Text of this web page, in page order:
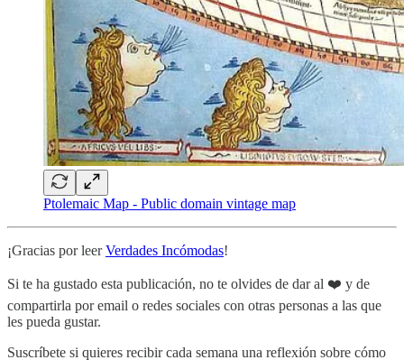
Ptolemaic Map - Public domain vintage map
¡Gracias por leerVerdades Incómodas!
Si te ha gustado esta publicación, no te olvides de dar al ❤️ y de
compartirla por email o redes sociales con otras personas a las que
les pueda gustar.
Suscríbete si quieres recibir cada semana una reflexión sobre cómo